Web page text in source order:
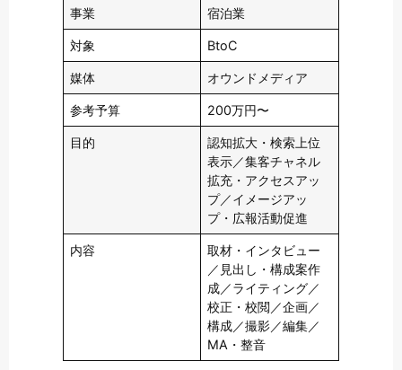
事業 宿泊業
対象 BtoC
媒体 オウンドメディア
参考予算 200万円〜
目的
認知拡大・検索上位
表示／集客チャネル
拡充・アクセスアッ
プ／イメージアッ
プ・広報活動促進
内容
取材・インタビュー
／見出し・構成案作
成／ライティング／
校正・校閲／企画／
構成／撮影／編集／
MA・整音